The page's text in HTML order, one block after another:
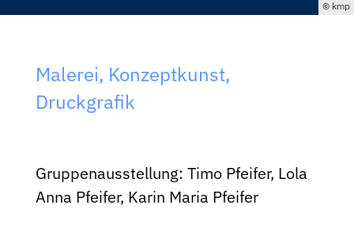
kmp
Malerei Konzeptkunst
Druckgrafik
Gruppenausstellung: Timo Pfeifer, Lola
Anna Pfeifer, Karin Maria Pfeifer